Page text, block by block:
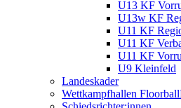
U13 KF
U13w KF
U11 KF
U11 KF
U11 KF
U9 Kleinfeld
Landeskader
Wettkampfhallen